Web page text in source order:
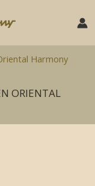
Harmony
ORIENTAL